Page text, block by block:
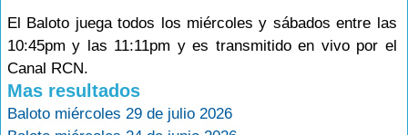
El Baloto juega todos los miércoles y sábados entre las
10:45pm y las 11:11pm y es transmitido en vivo por el
Canal RCN.
Mas resultados
Baloto miércoles 29 de julio 2026